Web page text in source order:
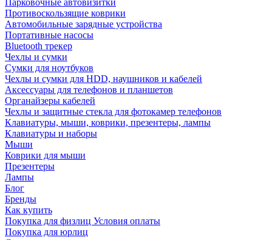
Парковочные автовизитки
Противоскользящие коврики
Автомобильные зарядные устройства
Портативные насосы
Bluetooth трекер
Чехлы и сумки
Сумки для ноутбуков
Чехлы и сумки для HDD, наушников и кабелей
Аксессуары для телефонов и планшетов
Органайзеры кабелей
Чехлы и защитные стекла для фотокамер телефонов
Клавиатуры, мыши, коврики, презентеры, лампы
Клавиатуры и наборы
Мыши
Коврики для мыши
Презентеры
Лампы
Блог
Бренды
Как купить
Покупка для физлиц Условия оплаты
Покупка для юрлиц